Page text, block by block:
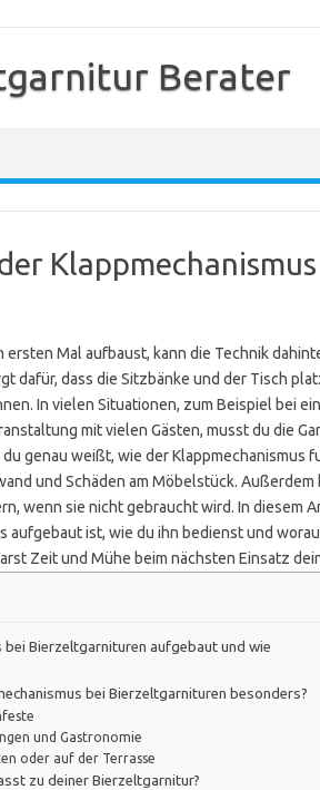
Berater
Mal aufbaust, kann die Technik
dafür, dass die Sitzbänke und der Tisch
In vielen Situationen, zum Beispiel bei
mit vielen Gästen, musst du die
genau weißt, wie der Klappmechanismus
und Schäden am Möbelstück. Außerdem
wenn sie nicht gebraucht wird. In diesem
aufgebaut ist, wie du ihn bedienst und
Zeit und Mühe beim nächsten Einsatz
bei Bierzeltgarnituren aufgebaut und wie
bei Bierzeltgarnituren besonders?
und Gastronomie
oder auf der Terrasse
zu deiner Bierzeltgarnitur?